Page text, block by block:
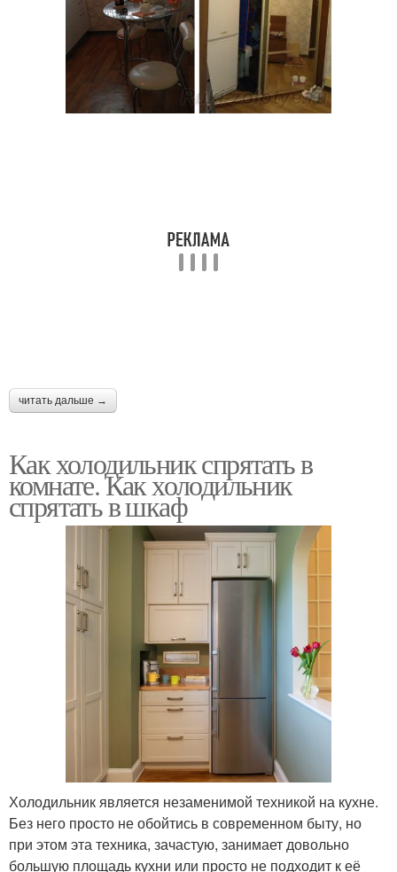
читать дальше →
Как холодильник спрятать в
комнате. Как холодильник
спрятать в шкаф
Холодильник является незаменимой техникой на кухне.
Без него просто не обойтись в современном быту, но
при этом эта техника, зачастую, занимает довольно
большую площадь кухни или просто не подходит к её